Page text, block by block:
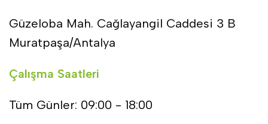
Güzeloba Mah. Cağlayangil Caddesi 3 B
Muratpaşa/Antalya
Çalışma Saatleri
Tüm Günler: 09:00 - 18:00